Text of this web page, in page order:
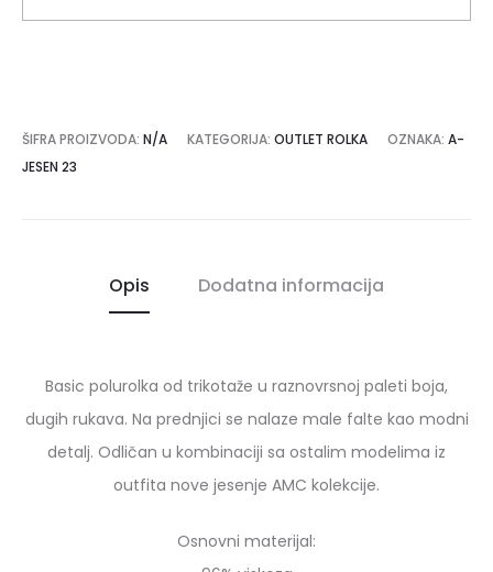
ŠIFRA PROIZVODA: N/A KATEGORIJA: OUTLET ROLKA OZNAKA: A-
JESEN 23
Opis Dodatna informacija
Basic polurolka od trikotaže u raznovrsnoj paleti boja,
dugih rukava. Na prednjici se nalaze male falte kao modni
detalj. Odličan u kombinaciji sa ostalim modelima iz
outfita nove jesenje AMC kolekcije.
Osnovni materijal: